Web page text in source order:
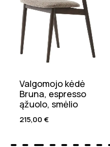
Valgomojo kėdė
Bruna, espresso
ąžuolo, smėlio
215,00€